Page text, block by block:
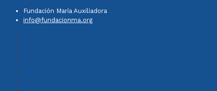
Fundación María Auxiliadora
info@fundacionma.org